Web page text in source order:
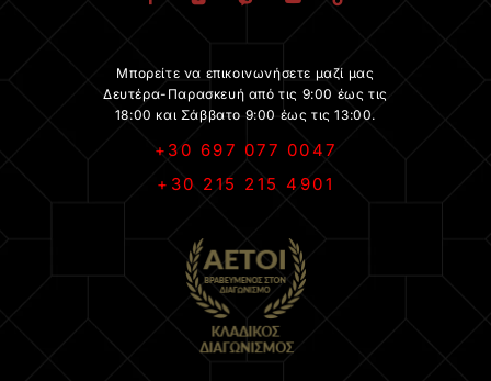
Μπορείτε να επικοινωνήσετε μαζί μας
Δευτέρα-Παρασκευή από τις 9:00 έως τις
18:00 και Σάββατο 9:00 έως τις 13:00.
+30 697 077 0047
+30 215 215 4901